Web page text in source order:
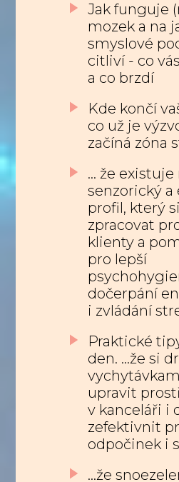
Jak funguje
mozek a na
smyslové
citliví - co
a co brzdí
Kde končí
co už je
začíná zóna
... že
senzorický a
profil, který
zpracovat
klienty a
pro lepší
dočerpání
i zvládání
Praktické
den. ...že si
upravit
v kanceláři i
zefektivnit
odpočinek i
...že